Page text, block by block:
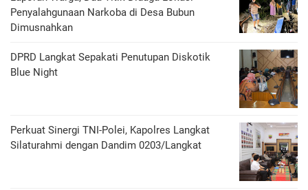
Penyalahgunaan Narkoba di Desa Bubun
Dimusnahkan
DPRD Langkat Sepakati Penutupan Diskotik
Blue Night
Perkuat Sinergi TNI-Polei, Kapolres Langkat
Silaturahmi dengan Dandim 0203/Langkat